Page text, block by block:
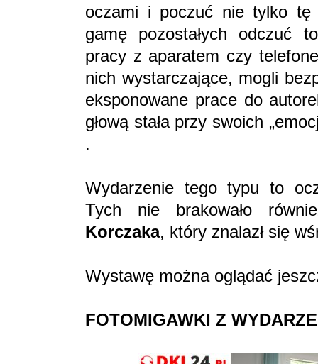
oczami i poczuć nie tylko tę
gamę pozostałych odczuć
pracy z aparatem czy
nich wystarczające, mogli
eksponowane prace do
głową stała przy swoich
.
Wydarzenie tego typu to
Tych nie brakowało
Korczaka, który znalazł się
Wystawę można oglądać
FOTOMIGAWKI Z